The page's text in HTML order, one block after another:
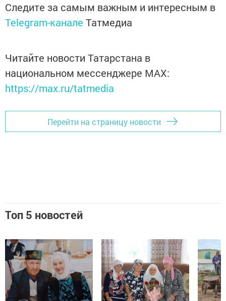
Следите за самым важным и интересным в
Telegram-канале Татмедиа
Читайте новости Татарстана в
национальном мессенджере MАХ:
https://max.ru/tatmedia
Перейти на страницу новости
Топ 5 новостей